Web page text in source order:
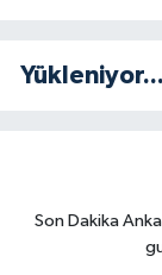
Yükleniyor...
Son Dakika